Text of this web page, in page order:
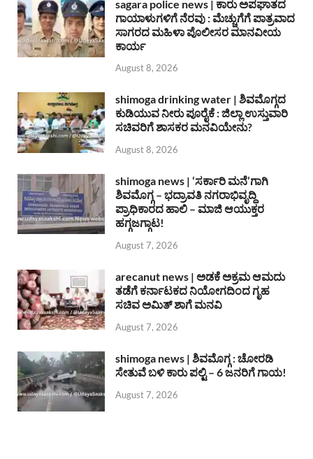
sagara police news | ಕಾರು ಅಪಘಾತದ
ಗಾಯಾಳುಗಳಿಗೆ ನೆರವು : ಮೆಚ್ಚುಗೆಗೆ ಪಾತ್ರವಾದ
ಸಾಗರದ ಮಹಿಳಾ ಪೊಲೀಸರ ಮಾನವೀಯ
ಕಾರ್ಯ
August 8, 2026
shimoga drinking water | ಶಿವಮೊಗ್ಗದ
ಕುಡಿಯುವ ನೀರು ಪೂರೈಕೆ : ಜಿಲ್ಲಾ ಉಸ್ತುವಾರಿ
ಸಚಿವರಿಗೆ ಶಾಸಕರ ಮನವಿಯೇನು?
August 8, 2026
shimoga news | ‘ಸರ್ಕಾರಿ ಮನೆ’ಗಾಗಿ
ಶಿವಮೊಗ್ಗ – ಭದ್ರಾವತಿ ನಗರಾಭಿವೃದ್ದಿ
ಪ್ರಾಧಿಕಾರದ ಹಾಲಿ – ಮಾಜಿ ಆಯುಕ್ತರ
ಹಗ್ಗಜಗ್ಗಾಟ!
August 7, 2026
arecanut news | ಅಡಕೆ ಅಕ್ರಮ ಆಮದು
ತಡೆಗೆ ಕರ್ನಾಟಕದ ನಿಯೋಗದಿಂದ ಗೃಹ
ಸಚಿವ ಅಮಿತ್ ಶಾಗೆ ಮನವಿ
August 7, 2026
shimoga news | ಶಿವಮೊಗ್ಗ : ಚೋರಡಿ
ಸೇತುವೆ ಬಳಿ ಕಾರು ಪಲ್ಟಿ – 6 ಜನರಿಗೆ ಗಾಯ!
August 7, 2026